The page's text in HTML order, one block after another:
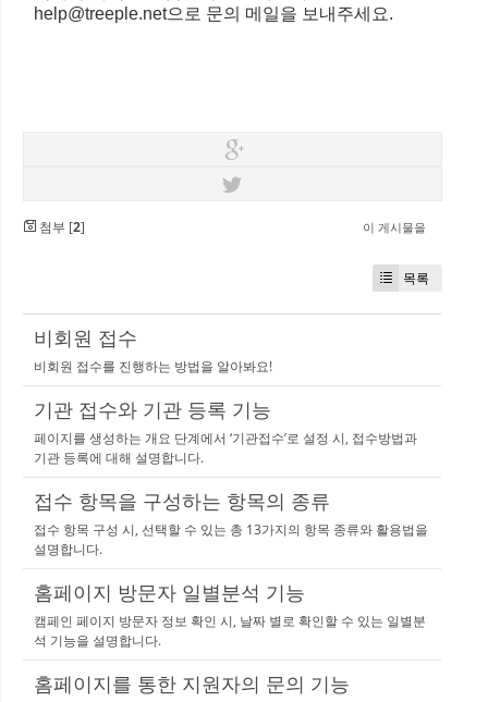
help@treeple.net으로 문의 메일을 보내주세요.
첨부 [2] 이 게시물을
목록
비회원 접수
비회원 접수를 진행하는 방법을 알아봐요!
기관 접수와 기관 등록 기능
페이지를 생성하는 개요 단계에서 ‘기관접수’로 설정 시, 접수방법과
기관 등록에 대해 설명합니다.
접수 항목을 구성하는 항목의 종류
접수 항목 구성 시, 선택할 수 있는 총 13가지의 항목 종류와 활용법을
설명합니다.
홈페이지 방문자 일별분석 기능
캠페인 페이지 방문자 정보 확인 시, 날짜 별로 확인할 수 있는 일별분
석 기능을 설명합니다.
홈페이지를 통한 지원자의 문의 기능